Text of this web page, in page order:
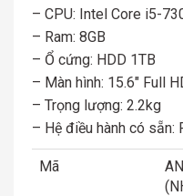
– CPU: Intel Core i5-
– Ram: 8GB
– Ổ cứng: HDD 1TB
– Màn hình: 15.6″ Full
– Trọng lượng: 2.2kg
– Hệ điều hành có sẵn:
Mã